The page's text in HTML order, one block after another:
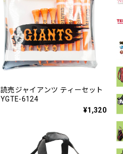
読売ジャイアンツ ティーセット
YGTE-6124
¥1,320